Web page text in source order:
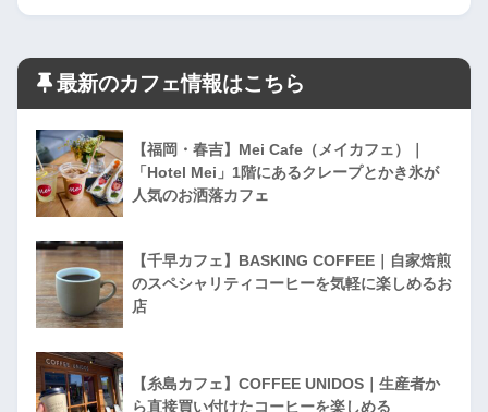
最新のカフェ情報はこちら
【福岡・春吉】Mei Cafe（メイカフェ）｜
「Hotel Mei」1階にあるクレープとかき氷が
人気のお洒落カフェ
【千早カフェ】BASKING COFFEE｜自家焙煎
のスペシャリティコーヒーを気軽に楽しめるお
店
【糸島カフェ】COFFEE UNIDOS｜生産者か
ら直接買い付けたコーヒーを楽しめる